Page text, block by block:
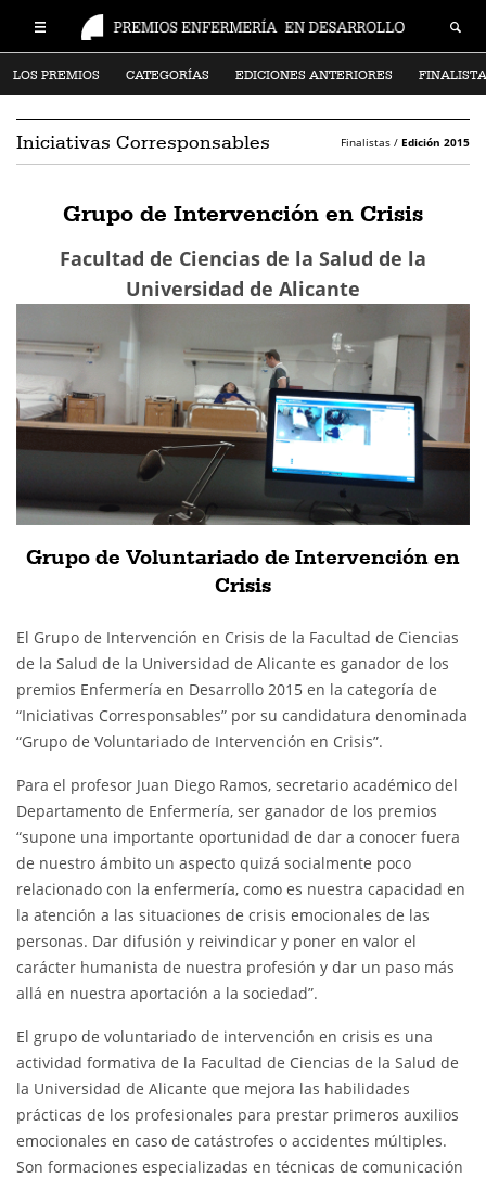
LOS PREMIOS CATEGORÍAS EDICIONES ANTERIORES
Iniciativas Corresponsables Finalistas / Edición 2015
Grupo de Intervención en Crisis
Facultad de Ciencias de la Salud de la
Universidad de Alicante
Grupo de Voluntariado de Intervención en
Crisis
El Grupo de Intervención en Crisis de la Facultad de Ciencias
de la Salud de la Universidad de Alicante es ganador de los
premios Enfermería en Desarrollo 2015 en la categoría de
“Iniciativas Corresponsables” por su candidatura denominada
“Grupo de Voluntariado de Intervención en Crisis”.
Para el profesor Juan Diego Ramos, secretario académico del
Departamento de Enfermería, ser ganador de los premios
“supone una importante oportunidad de dar a conocer fuera
de nuestro ámbito un aspecto quizá socialmente poco
relacionado con la enfermería, como es nuestra capacidad en
la atención a las situaciones de crisis emocionales de las
personas. Dar difusión y reivindicar y poner en valor el
carácter humanista de nuestra profesión y dar un paso más
allá en nuestra aportación a la sociedad”.
El grupo de voluntariado de intervención en crisis es una
actividad formativa de la Facultad de Ciencias de la Salud de
la Universidad de Alicante que mejora las habilidades
prácticas de los profesionales para prestar primeros auxilios
emocionales en caso de catástrofes o accidentes múltiples.
Son formaciones especializadas en técnicas de comunicación